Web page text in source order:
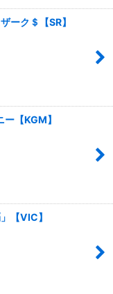
ーク＄【SR】
【KGM】
【VIC】